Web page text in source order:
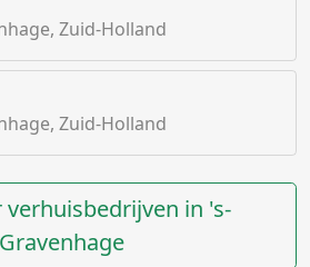
Zuid-Holland
Zuid-Holland
verhuisbedrijven in 's-
Gravenhage